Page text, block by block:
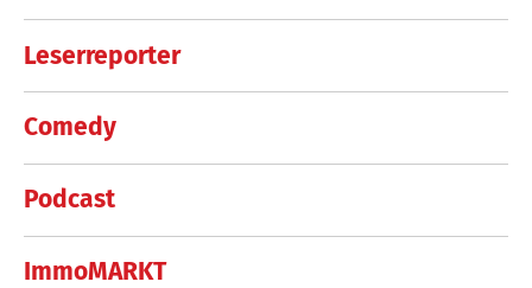
Leserreporter
Comedy
Podcast
ImmoMARKT